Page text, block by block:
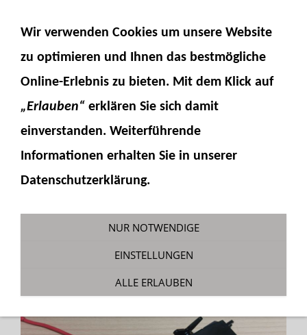
Elektronikset
Wir verwenden Cookies um unsere Website
zu optimieren und Ihnen das bestmögliche
Online-Erlebnis zu bieten. Mit dem Klick auf
„Erlauben“ erklären Sie sich damit
einverstanden. Weiterführende
Informationen erhalten Sie in unserer
Datenschutzerklärung.
NUR NOTWENDIGE
EINSTELLUNGEN
ALLE ERLAUBEN